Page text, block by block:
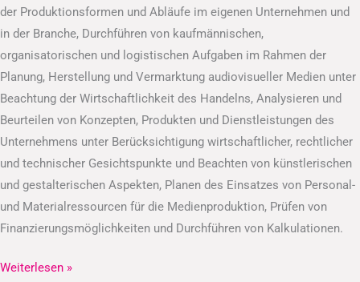
der Produktionsformen und Abläufe im eigenen Unternehmen und
in der Branche, Durchführen von kaufmännischen,
organisatorischen und logistischen Aufgaben im Rahmen der
Planung, Herstellung und Vermarktung audiovisueller Medien unter
Beachtung der Wirtschaftlichkeit des Handelns, Analysieren und
Beurteilen von Konzepten, Produkten und Dienstleistungen des
Unternehmens unter Berücksichtigung wirtschaftlicher, rechtlicher
und technischer Gesichtspunkte und Beachten von künstlerischen
und gestalterischen Aspekten, Planen des Einsatzes von Personal-
und Materialressourcen für die Medienproduktion, Prüfen von
Finanzierungsmöglichkeiten und Durchführen von Kalkulationen.
Weiterlesen »